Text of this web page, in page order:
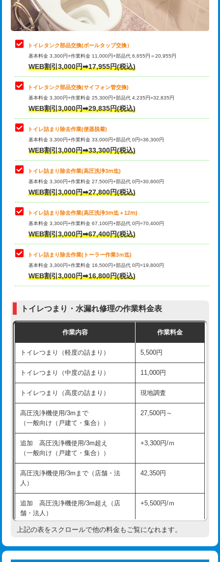
トイレタンク部品交換(ボールタップ交換）
基本料金 3,300円+作業料金 11,000円+部品代 6,655円＝20,955円
WEB割引3,000円➡17,955円(税込)
トイレタンク部品交換(サイフォン管交換)
基本料金 3,300円+作業料金 25,300円+部品代 4,235円=32,835円
WEB割引3,000円➡29,835円(税込)
トイレ詰まり除去作業(便器脱着)
基本料金 3,300円+作業料金 33,000円+部品代 0円=36,300円
WEB割引3,000円➡33,300円(税込)
トイレ詰まり除去作業(高圧洗浄3ⅿ迄)
基本料金 3,300円+作業料金 27,500円+部品代 0円=30,800円
WEB割引3,000円➡27,800円(税込)
トイレ詰まり除去作業(高圧洗浄3ⅿ迄＋12ⅿ)
基本料金 3,300円+作業料金 67,100円+部品代 0円=70,400円
WEB割引3,000円➡67,400円(税込)
トイレ詰まり除去作業(トーラー作業3ｍ迄)
基本料金 3,300円+作業料金 16,500円+部品代 0円=19,800円
WEB割引3,000円➡16,800円(税込)
トイレつまり・水漏れ修理の作業料金表
作業内容 作業料金
トイレつまり（軽度の詰まり） 5,500円
トイレつまり（中度の詰まり） 11,000円
トイレつまり（高度の詰まり） 現地調査
高圧洗浄機使用/3mまで
（一般向け（戸建て・集合））
27,500円～
追加 高圧洗浄機使用/3m超え
（一般向け（戸建て・集合））
+3,300円/ｍ
高圧洗浄機使用/3mまで（店舗・法
人）
42,350円
追加 高圧洗浄機使用/3m超え（店
舗・法人）
+5,500円/ｍ
高度高圧洗浄換 現地調査
上記の表をスクロールで他の料金もご覧になれます。